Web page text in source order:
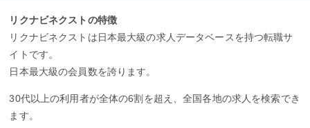
リクナビネクストの特徴
リクナビネクストは日本最大級の求人データベースを持つ転職サ
イトです。
日本最大級の会員数を誇ります。
30代以上の利用者が全体の6割を超え、全国各地の求人を検索でき
ます。